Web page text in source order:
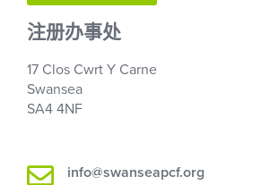
注册办事处
17 Clos Cwrt Y Carne
Swansea
SA4 4NF
info@swanseapcf.org